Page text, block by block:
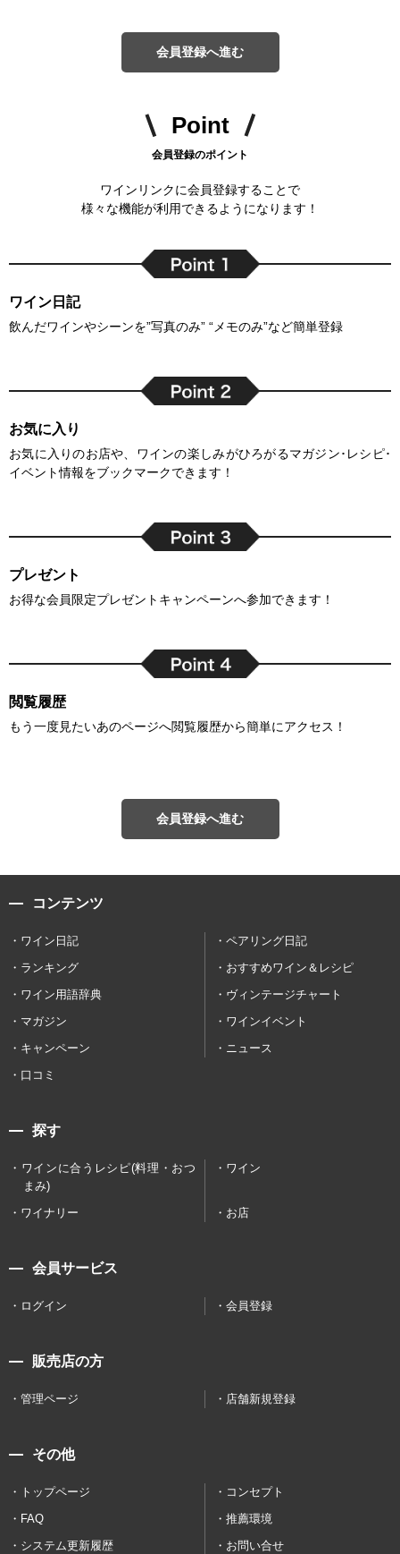
会員登録へ進む
Point
会員登録のポイント
ワインリンクに会員登録することで
様々な機能が利用できるようになります！
ワイン日記
飲んだワインやシーンを”写真のみ” “メモのみ”など簡単登録
お気に入り
お気に入りのお店や、ワインの楽しみがひろがるマガジン･レシピ･
イベント情報をブックマークできます！
プレゼント
お得な会員限定プレゼントキャンペーンへ参加できます！
閲覧履歴
もう一度見たいあのページへ閲覧履歴から簡単にアクセス！
会員登録へ進む
コンテンツ
ワイン日記
ペアリング日記
ランキング
おすすめワイン＆レシピ
ワイン用語辞典
ヴィンテージチャート
マガジン
ワインイベント
キャンペーン
ニュース
口コミ
探す
ワインに合うレシピ(料理・おつ
まみ)
ワイン
ワイナリー お店
会員サービス
ログイン 会員登録
販売店の方
管理ページ 店舗新規登録
その他
トップページ
コンセプト
FAQ
推薦環境
システム更新履歴
お問い合せ